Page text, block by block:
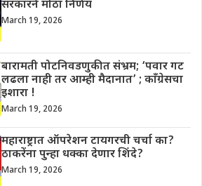
सरकारने मोठा निर्णय
March 19, 2026
बारामती पोटनिवडणुकीत संभ्रम; ‘पवार गट
लढला नाही तर आम्ही मैदानात’ ; काँग्रेसचा
इशारा !
March 19, 2026
महाराष्ट्रात ऑपरेशन टायगरची चर्चा का?
ठाकरेंना पुन्हा धक्का देणार शिंदे?
March 19, 2026